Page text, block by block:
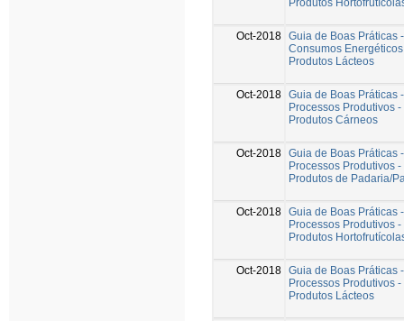
Produtos
Oct-2018 Guia de Boas Práticas
Consumos
Produtos Lácteos
Oct-2018 Guia de Boas Práticas
Processos Produtivos
Produtos Cárneos
Oct-2018 Guia de Boas Práticas
Processos Produtivos
Produtos de Padaria/
Oct-2018 Guia de Boas Práticas
Processos Produtivos
Produtos
Oct-2018 Guia de Boas Práticas
Processos Produtivos
Produtos Lácteos